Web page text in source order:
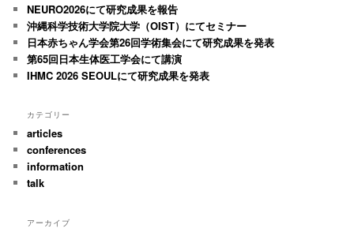
NEURO2026にて研究成果を報告
沖縄科学技術大学院大学（OIST）にてセミナー
日本赤ちゃん学会第26回学術集会にて研究成果を発表
第65回日本生体医工学会にて講演
IHMC 2026 SEOULにて研究成果を発表
カテゴリー
articles
conferences
information
talk
アーカイブ